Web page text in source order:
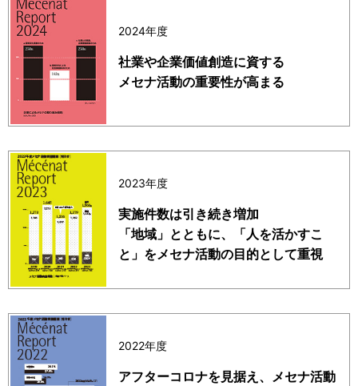
2024年度
社業や企業価値創造に資する
メセナ活動の重要性が高まる
2023年度
実施件数は引き続き増加
「地域」とともに、「人を活かすこ
と」をメセナ活動の目的として重視
2022年度
アフターコロナを見据え、メセナ活動